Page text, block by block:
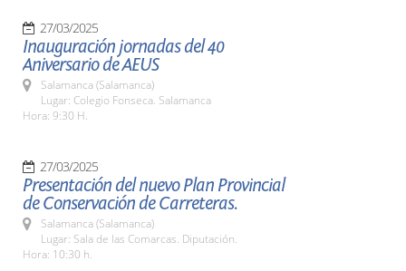
27/03/2025
Inauguración jornadas del 40
Aniversario de AEUS
Salamanca (Salamanca)
Lugar: Colegio Fonseca. Salamanca
Hora: 9:30 H.
27/03/2025
Presentación del nuevo Plan Provincial
de Conservación de Carreteras.
Salamanca (Salamanca)
Lugar: Sala de las Comarcas. Diputación.
Hora: 10:30 h.